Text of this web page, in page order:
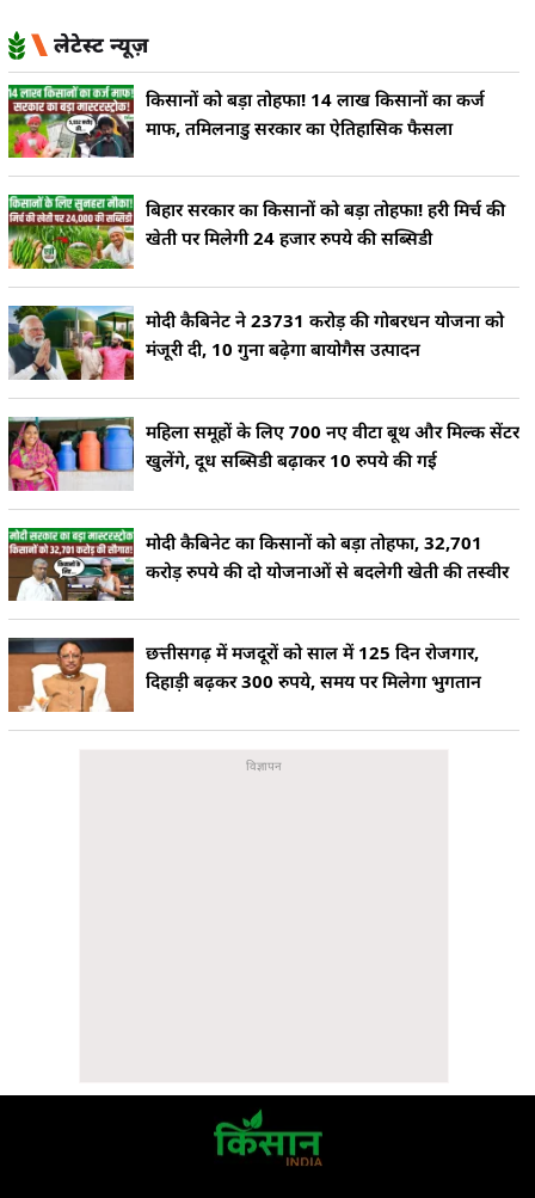
लेटेस्ट न्यूज़
किसानों को बड़ा तोहफा! 14 लाख किसानों का कर्ज
माफ, तमिलनाडु सरकार का ऐतिहासिक फैसला
बिहार सरकार का किसानों को बड़ा तोहफा! हरी मिर्च की
खेती पर मिलेगी 24 हजार रुपये की सब्सिडी
मोदी कैबिनेट ने 23731 करोड़ की गोबरधन योजना को
मंजूरी दी, 10 गुना बढ़ेगा बायोगैस उत्पादन
महिला समूहों के लिए 700 नए वीटा बूथ और मिल्क सेंटर
खुलेंगे, दूध सब्सिडी बढ़ाकर 10 रुपये की गई
मोदी कैबिनेट का किसानों को बड़ा तोहफा, 32,701
करोड़ रुपये की दो योजनाओं से बदलेगी खेती की तस्वीर
छत्तीसगढ़ में मजदूरों को साल में 125 दिन रोजगार,
दिहाड़ी बढ़कर 300 रुपये, समय पर मिलेगा भुगतान